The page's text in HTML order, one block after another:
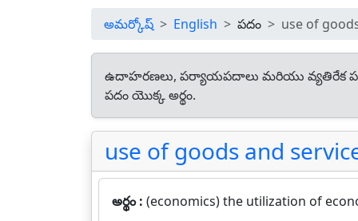
అమర్కోష్ English పదం use of
ఉదాహరణలు, పర్యాయపదాలు మరియు వ్యతిరేక
పదం యొక్క అర్థం.
use of goods and
అర్థం : (economics) the utilization of